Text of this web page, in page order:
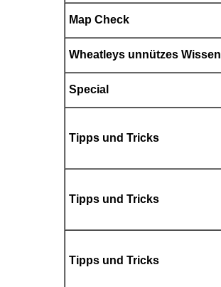
Map Check
Wheatleys unnützes Wissen
Special
Tipps und Tricks
Tipps und Tricks
Tipps und Tricks